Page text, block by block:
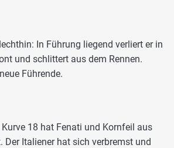
In Führung liegend verliert er in
und schlittert aus dem Rennen.
Führende.
18 hat Fenati und Kornfeil aus
Der Italiener hat sich verbremst und